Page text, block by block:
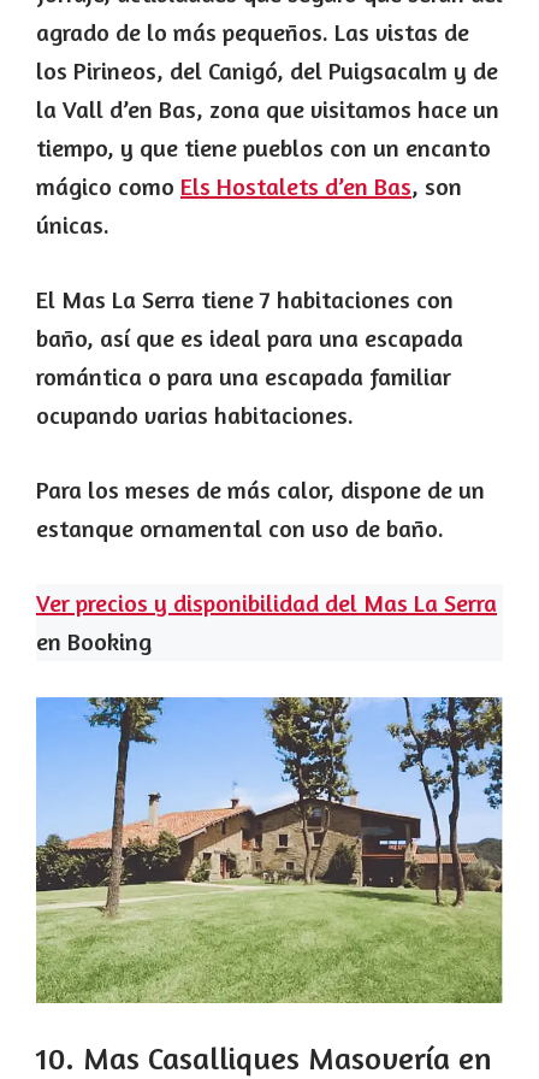
agrado de lo más pequeños. Las vistas de
los Pirineos, del Canigó, del Puigsacalm y de
la Vall d’en Bas, zona que visitamos hace un
tiempo, y que tiene pueblos con un encanto
mágico como Els Hostalets d’en Bas, son
únicas.
El Mas La Serra tiene 7 habitaciones con
baño, así que es ideal para una escapada
romántica o para una escapada familiar
ocupando varias habitaciones.
Para los meses de más calor, dispone de un
estanque ornamental con uso de baño.
Ver precios y disponibilidad del Mas La Serra
en Booking
10. Mas Casalliques Masovería en